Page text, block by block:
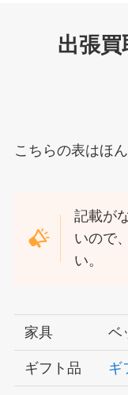
出張買
こちらの表はほん
記載が
いので
い。
家具 ベ
ギフト品 ギ